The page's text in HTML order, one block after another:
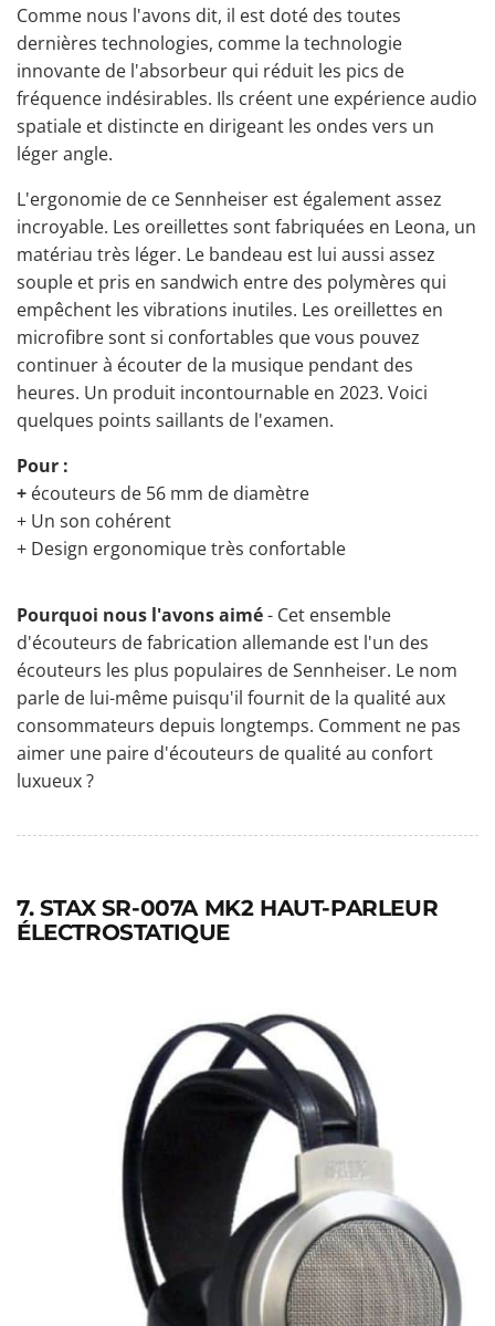
Comme nous l'avons dit, il est doté des toutes
dernières technologies, comme la technologie
innovante de l'absorbeur qui réduit les pics de
fréquence indésirables. Ils créent une expérience audio
spatiale et distincte en dirigeant les ondes vers un
léger angle.
L'ergonomie de ce Sennheiser est également assez
incroyable. Les oreillettes sont fabriquées en Leona, un
matériau très léger. Le bandeau est lui aussi assez
souple et pris en sandwich entre des polymères qui
empêchent les vibrations inutiles. Les oreillettes en
microfibre sont si confortables que vous pouvez
continuer à écouter de la musique pendant des
heures. Un produit incontournable en 2023. Voici
quelques points saillants de l'examen.
Pour :
+ écouteurs de 56 mm de diamètre
+ Un son cohérent
+ Design ergonomique très confortable
Pourquoi nous l'avons aimé- Cet ensemble
d'écouteurs de fabrication allemande est l'un des
écouteurs les plus populaires de Sennheiser. Le nom
parle de lui-même puisqu'il fournit de la qualité aux
consommateurs depuis longtemps. Comment ne pas
aimer une paire d'écouteurs de qualité au confort
luxueux ?
7. STAX SR-007A MK2 HAUT-PARLEUR
ÉLECTROSTATIQUE